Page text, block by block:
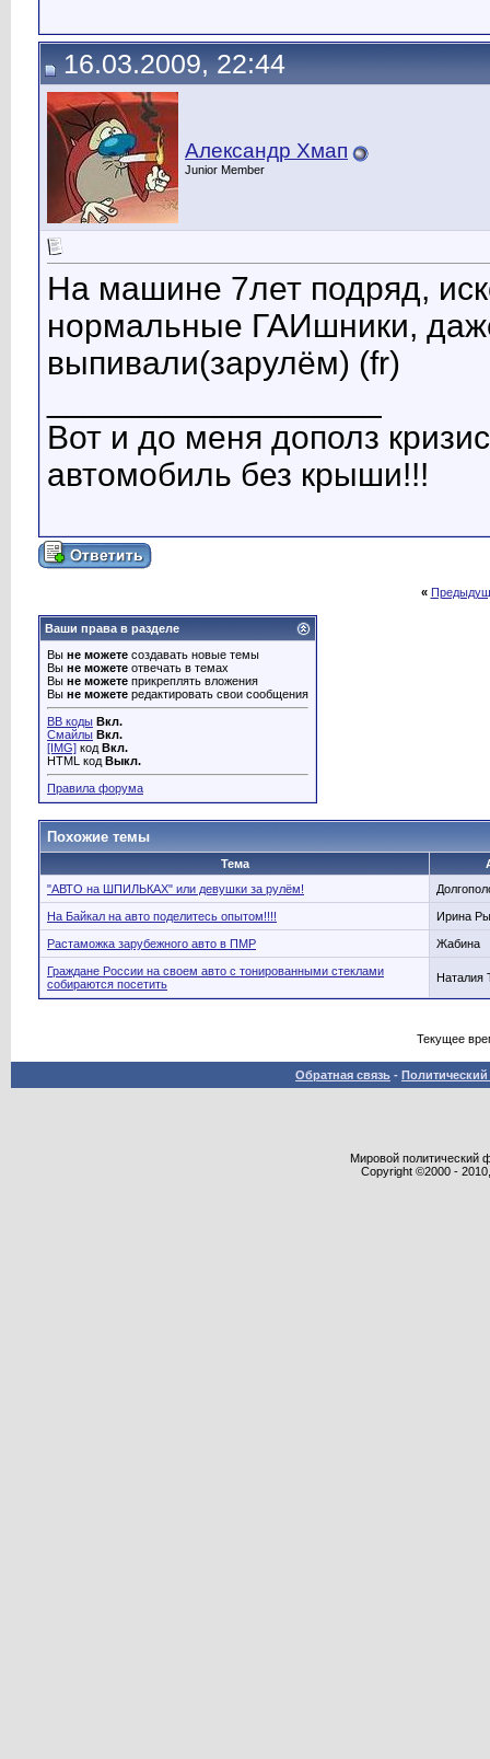
16.03.2009, 22:44
Александр Хмап
Junior Member
На машине 7лет подряд,
нормальные ГАИшники,
выпивали(зарулём) (fr)
Вот и до меня дополз
автомобиль без крыши!!!
«
Ваши права в разделе
Вы не можете создавать новые темы
Вы не можете отвечать в темах
Вы не можете прикреплять вложения
Вы не можете редактировать свои сообщения
BB коды Вкл.
Смайлы Вкл.
[IMG] код Вкл.
HTML код Выкл.
Правила форума
Похожие темы
Тема
"АВТО на ШПИЛЬКАХ" или девушки за рулём!
На Байкал на авто поделитесь опытом!!!! Ирина
Растаможка зарубежного авто в ПМР Жабина
Граждане России на своем авто с тонированными стеклами
собираются посетить
Наталия
Текущее
Обратная связь -
Мировой политический
Copyright ©2000 -